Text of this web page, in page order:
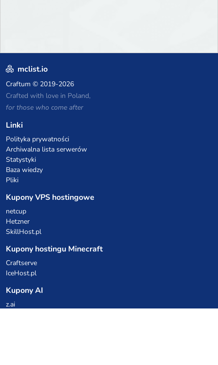
mclist.io
Craftum © 2019-2026
Crafted with love in Poland,
for those who come after
Linki
Polityka prywatności
Archiwalna lista serwerów
Statystyki
Baza wiedzy
Pliki
Kupony VPS hostingowe
netcup
Hetzner
SkillHost.pl
Kupony hostingu Minecraft
Craftserve
IceHost.pl
Kupony AI
z.ai